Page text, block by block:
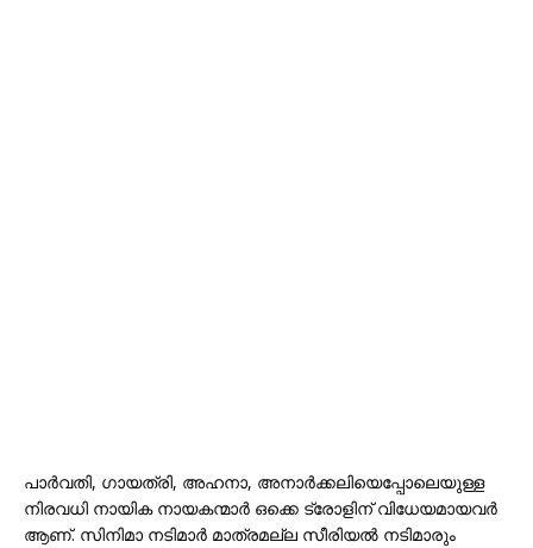
പാർവതി, ഗായത്രി, അഹനാ, അനാർക്കലിയെപ്പോലെയുള്ള
നിരവധി നായിക നായകന്മാര്‍ ഒക്കെ ട്രോളിന് വിധേയമായവര്‍
ആണ്. സിനിമാ നടിമാർ മാത്രമല്ല സീരിയൽ നടിമാരും